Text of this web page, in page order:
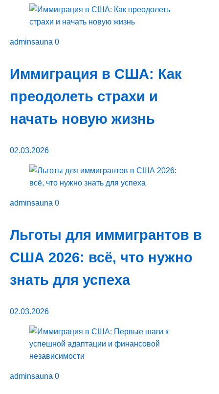
adminsauna 0
Иммиграция в США: Как
преодолеть страхи и
начать новую жизнь
02.03.2026
adminsauna 0
Льготы для иммигрантов в
США 2026: всё, что нужно
знать для успеха
02.03.2026
adminsauna 0